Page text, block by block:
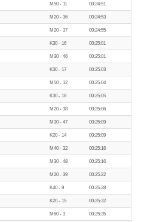
M50 - 11 00:24:51
M20 - 36 00:24:53
M20 - 37 00:24:55
K30 - 16 00:25:01
M30 - 46 00:25:01
K30 - 17 00:25:03
M50 - 12 00:25:04
K30 - 18 00:25:05
M20 - 38 00:25:06
M30 - 47 00:25:09
K20 - 14 00:25:09
M40 - 32 00:25:16
M30 - 48 00:25:16
M20 - 39 00:25:22
K40 - 9 00:25:28
K20 - 15 00:25:32
M60 - 3 00:25:35